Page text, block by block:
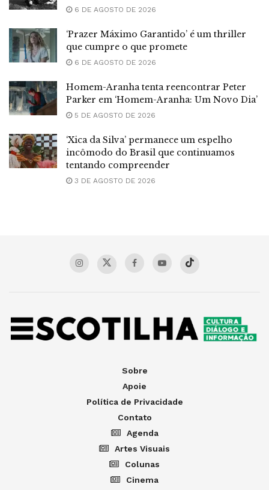
6 DE AGOSTO DE 2026
‘Prazer Máximo Garantido’ é um thriller
que cumpre o que promete
6 DE AGOSTO DE 2026
Homem-Aranha tenta reencontrar Peter
Parker em ‘Homem-Aranha: Um Novo Dia’
5 DE AGOSTO DE 2026
‘Xica da Silva’ permanece um espelho
incômodo do Brasil que continuamos
tentando compreender
3 DE AGOSTO DE 2026
Sobre
Apoie
Política de Privacidade
Contato
Agenda
Artes Visuais
Colunas
Cinema